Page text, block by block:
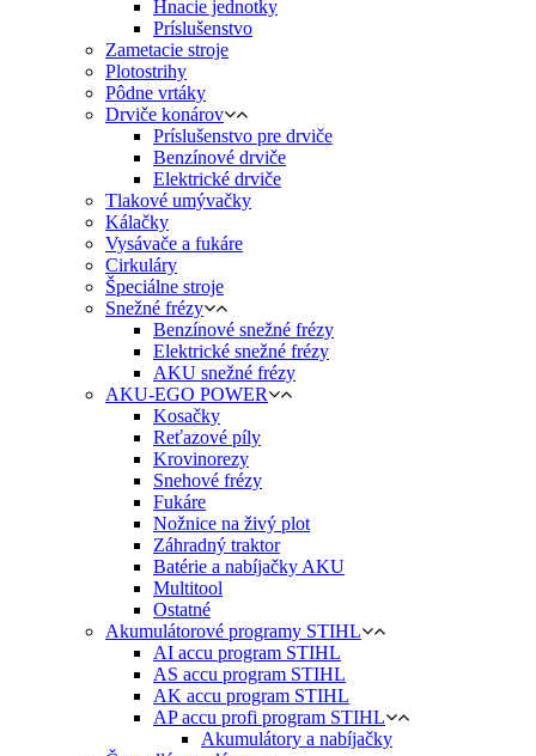
Hnacie jednotky
Príslušenstvo
Zametacie stroje
Plotostrihy
Pôdne vrtáky
Drviče konárov
Príslušenstvo pre drviče
Benzínové drviče
Elektrické drviče
Tlakové umývačky
Kálačky
Vysávače a fukáre
Cirkuláry
Špeciálne stroje
Snežné frézy
Benzínové snežné frézy
Elektrické snežné frézy
AKU snežné frézy
AKU-EGO POWER
Kosačky
Reťazové píly
Krovinorezy
Snehové frézy
Fukáre
Nožnice na živý plot
Záhradný traktor
Batérie a nabíjačky AKU
Multitool
Ostatné
Akumulátorové programy STIHL
AI accu program STIHL
AS accu program STIHL
AK accu program STIHL
AP accu profi program STIHL
Akumulátory a nabíjačky